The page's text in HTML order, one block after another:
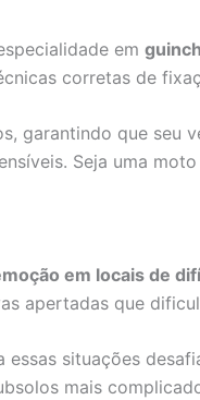
em
corretas de
garantindo que seu
Seja uma
em locais de
apertadas que
situações
mais